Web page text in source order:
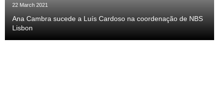
22 March 2021
Ana Cambra sucede a Luís Cardoso na coordenação de NBS
Lisbon